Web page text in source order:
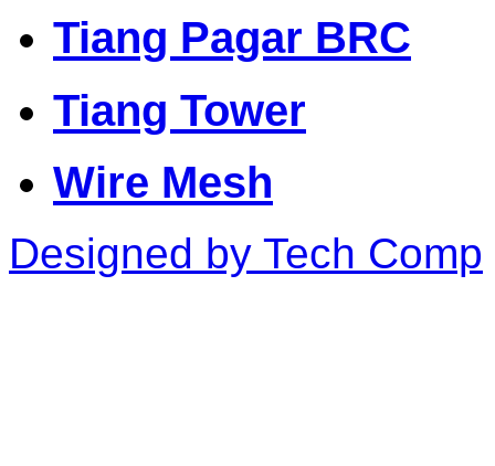
Tiang Pagar BRC
Tiang Tower
Wire Mesh
Designed by Tech Comp